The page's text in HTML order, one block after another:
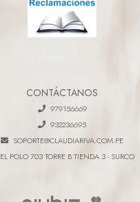
CONTÁCTANOS
979156669
932236695
SOPORTE@CLAUDIARIVA.COM.PE
EL POLO 703 TORRE B TIENDA 3 - SURCO